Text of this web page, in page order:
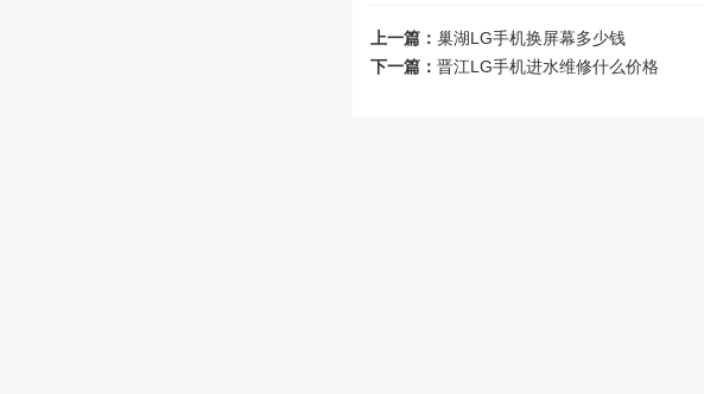
上一篇： 巢湖LG手机换屏幕多少钱
下一篇： 晋江LG手机进水维修什么价格